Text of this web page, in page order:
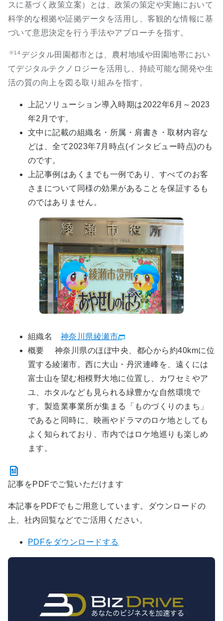
スに基づく政策立案）とは、政策の策定や実施において
科学的な根拠や証拠データを活用し、客観的な情報に基
づいて意思決定を行う手法やアプローチを指す。
※14 デジタル田園都市とは、農村地域や田園地帯におい
てデジタルテクノロジーを活用し、持続可能な開発や生
活の質の向上を図る取り組みを指す。
上記ソリューション導入時期は2022年6月～2023
年2月です。
文中に記載の組織名・所属・肩書き・取材内容な
どは、全て2023年7月時点(インタビュー時点)のも
のです。
上記事例はあくまでも一例であり、すべてのお客
さまについて同様の効果があることを保証するも
のではありません。
組織名 神奈川県綾瀬市
概要 神奈川県のほぼ中央、都心から約40kmに位
置する綾瀬市。西に大山・丹沢連峰を、遠くには
富士山を望む相模野大地に位置し、カワセミやア
ユ、ホタルなども見られる緑豊かな自然環境で
す。製造業事業所が集まる「ものづくりのまち」
であると同時に、映画やドラマのロケ地としても
よく知られており、市内ではロケ地巡りも楽しめ
ます。
記事をPDFでご覧いただけます
本記事をPDFでもご用意しています。ダウンロードの
上、社内回覧などでご活用ください。
PDFをダウンロードする